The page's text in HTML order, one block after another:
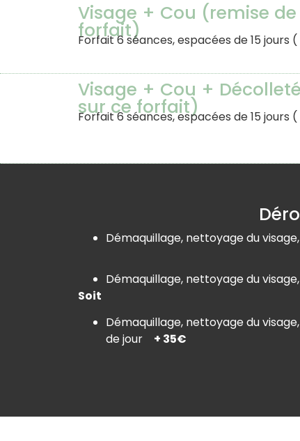
Visage + Cou (remise
forfait)
Forfait 6 séances, espacées de 15 jours
Visage + Cou +
sur ce forfait)
Forfait 6 séances, espacées de 15 jours
Démaquillage, nettoyage du
Démaquillage, nettoyage du
Soit
Démaquillage, nettoyage du
de jour + 35€